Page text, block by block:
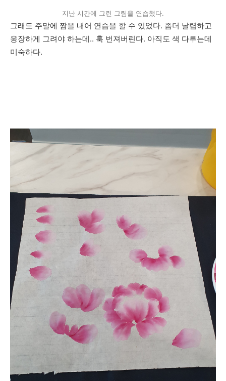
지난 시간에 그린 그림을 연습했다.
그래도 주말에 짬을 내어 연습을 할 수 있었다. 좀더 날렵하고
웅장하게 그려야 하는데.. 훅 번져버린다. 아직도 색 다루는데
미숙하다.